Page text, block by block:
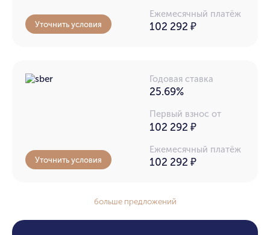
Ежемесячный платёж
102 292 ₽
Уточнить условия
Годовая ставка
25.69%
Первый взнос от
102 292 ₽
Ежемесячный платёж
102 292 ₽
Уточнить условия
больше предложений